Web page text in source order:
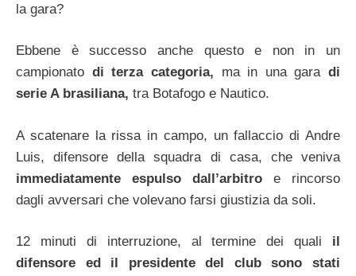
la gara?
Ebbene è successo anche questo e non in un
campionato di terza categoria, ma in una gara di
serie A brasiliana, tra Botafogo e Nautico.
A scatenare la rissa in campo, un fallaccio di Andre
Luis, difensore della squadra di casa, che veniva
immediatamente espulso dall’arbitro e rincorso
dagli avversari che volevano farsi giustizia da soli.
12 minuti di interruzione, al termine dei quali il
difensore ed il presidente del club sono stati